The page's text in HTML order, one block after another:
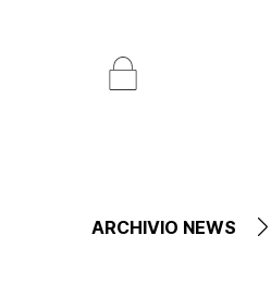
ARCHIVIO NEWS